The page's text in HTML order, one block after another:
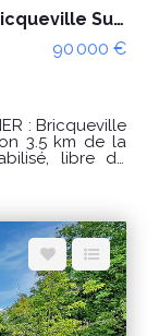
A vendre terrain constructible Bricqueville Sur Mer 530 m2 viabilisé
90 000 €
3.5 km de la
libre de
: